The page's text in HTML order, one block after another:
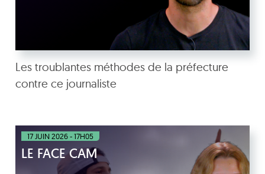
Les troublantes méthodes de la préfecture
contre ce journaliste
17 JUIN 2026 - 17H05
LE FACE CAM